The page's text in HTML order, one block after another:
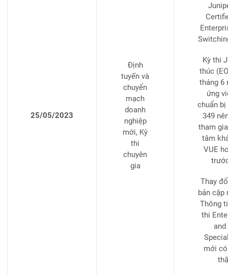
25/05/2023
Định
tuyến và
chuyển
mạch
doanh
nghiệp
mới, Kỳ
thi
chuyên
gia
Kỳ thi
thúc
tháng 6
ứng
chuẩn
349
tham
tâm
VUE
Thay
bản cập
Thông
thi
and
mới